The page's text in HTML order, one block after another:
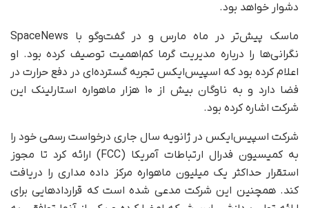
دشوار خواهد بود.
ماسک پیش‌تر در ماه مارس و در گفت‌وگو با SpaceNews
نگرانی‌ها را درباره مدیریت گرما کم‌اهمیت توصیف کرده بود. او
اعلام کرده بود که اسپیس‌ایکس تجربه گسترده‌ای در دفع حرارت در
فضا دارد و به ناوگان بیش از ۱۰ هزار ماهواره استارلینک این
شرکت اشاره کرده بود.
شرکت اسپیس‌ایکس در ژانویه سال جاری درخواست رسمی خود را
به کمیسیون فدرال ارتباطات آمریکا (FCC) ارائه کرد تا مجوز
استقرار حداکثر یک میلیون ماهواره مرکز داده مداری را دریافت
کند. همچنین این شرکت مدعی شده است که قراردادهایی برای